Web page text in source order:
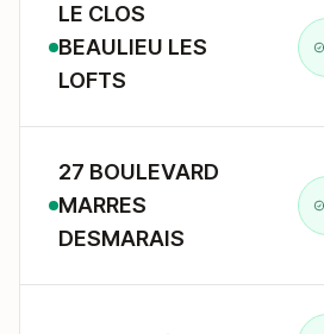
LE CLOS
BEAULIEU LES
LOFTS
27 BOULEVARD
MARRES
DESMARAIS